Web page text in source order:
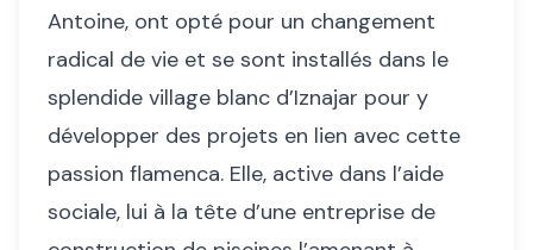
Antoine, ont opté pour un changement
radical de vie et se sont installés dans le
splendide village blanc d’Iznajar pour y
développer des projets en lien avec cette
passion flamenca. Elle, active dans l’aide
sociale, lui à la tête d’une entreprise de